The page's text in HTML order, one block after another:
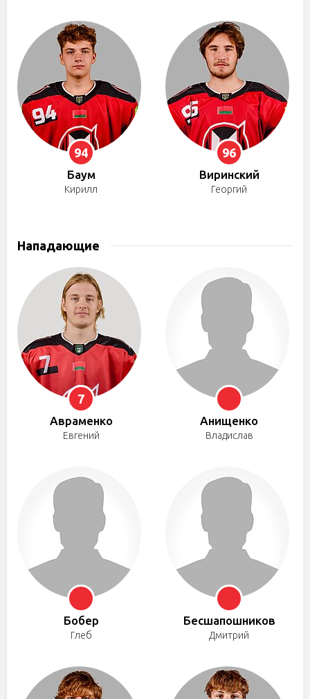
94
Баум
Кирилл
96
Виринский
Георгий
Нападающие
7
Авраменко
Евгений
Анищенко
Владислав
Бобер
Глеб
Бесшапошников
Дмитрий